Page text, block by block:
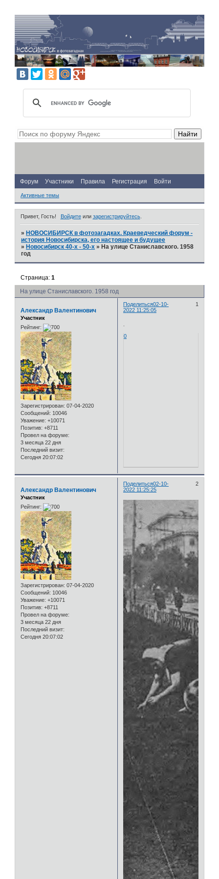
Форум Участники Правила Регистрация Войти
Активные темы
Привет, Гость! Войдитеили зарегистрируйтесь.
» НОВОСИБИРСК в фотозагадках. Краеведческий форум -
история Новосибирска, его настоящее и будущее
» Новосибирск 40-х - 50-х » На улице Станиславского. 1958
год
На улице Станиславского. 1958 год
Страница:1
Поделиться 1
02-10-
2022 11:25:05
Александр Валентинович
Участник
Рейтинг:
Зарегистрирован: 07-04-2020
Сообщений: 10046
Уважение: +10071
Позитив: +8711
Провел на форуме:
3 месяца 22 дня
Последний визит:
Сегодня 20:07:02
0
Поделиться 2
02-10-
2022 11:25:25
Александр Валентинович
Участник
Рейтинг:
Зарегистрирован: 07-04-2020
Сообщений: 10046
Уважение: +10071
Позитив: +8711
Провел на форуме:
3 месяца 22 дня
Последний визит:
Сегодня 20:07:02